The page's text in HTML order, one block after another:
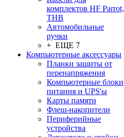
комплектов HF Parrot,
THB
Автомобильные
ручки
+ ЕЩЕ 7
Компьютерные аксессуары
Планки защиты от
перенапряжения
Компьютерные блоки
питания и UPS'ы
Карты памяти
Флеш-накопители
Периферийные
устройства